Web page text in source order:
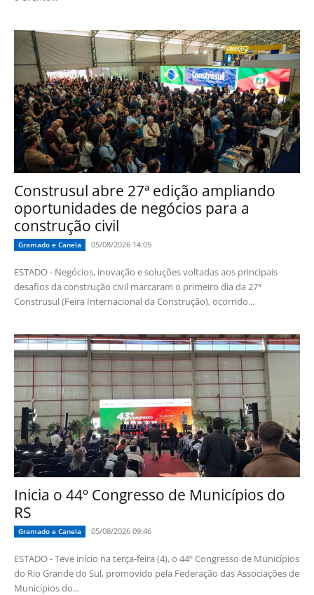
Construsul abre 27ª edição ampliando
oportunidades de negócios para a
construção civil
Gramado e Canela 05/08/2026 14:05
ESTADO - Negócios, inovação e soluções voltadas aos principais
desafios da construção civil marcaram o primeiro dia da 27ª
Construsul (Feira Internacional da Construção), ocorrido...
Inicia o 44º Congresso de Municípios do
RS
Gramado e Canela 05/08/2026 09:46
ESTADO - Teve início na terça-feira (4), o 44º Congresso de Municípios
do Rio Grande do Sul, promovido pela Federação das Associações de
Municípios do...